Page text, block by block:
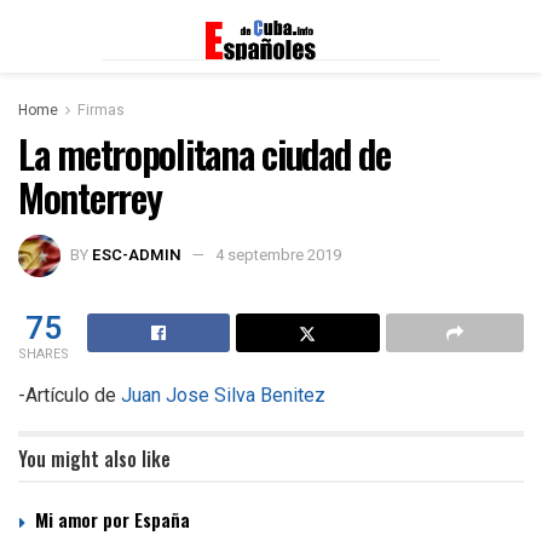
Home Firmas
La metropolitana ciudad de
Monterrey
BY ESC-ADMIN 4 septembre 2019
75
SHARES
-Artículo de Juan Jose Silva Benitez
You might also like
Mi amor por España